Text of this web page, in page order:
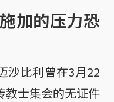
加的压力恐
沙比利曾在3月22
教士集会的无证件